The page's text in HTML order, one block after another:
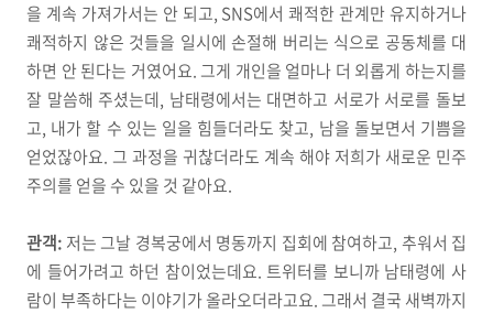
을 계속 가져가서는 안 되고, SNS에서 쾌적한 관계만 유지하거나
쾌적하지 않은 것들을 일시에 손절해 버리는 식으로 공동체를 대
하면 안 된다는 거였어요. 그게 개인을 얼마나 더 외롭게 하는지를
잘 말씀해 주셨는데, 남태령에서는 대면하고 서로가 서로를 돌보
고, 내가 할 수 있는 일을 힘들더라도 찾고, 남을 돌보면서 기쁨을
얻었잖아요. 그 과정을 귀찮더라도 계속 해야 저희가 새로운 민주
주의를 얻을 수 있을 것 같아요.
관객: 저는 그날 경복궁에서 명동까지 집회에 참여하고, 추워서 집
에 들어가려고 하던 참이었는데요. 트위터를 보니까 남태령에 사
람이 부족하다는 이야기가 올라오더라고요. 그래서 결국 새벽까지